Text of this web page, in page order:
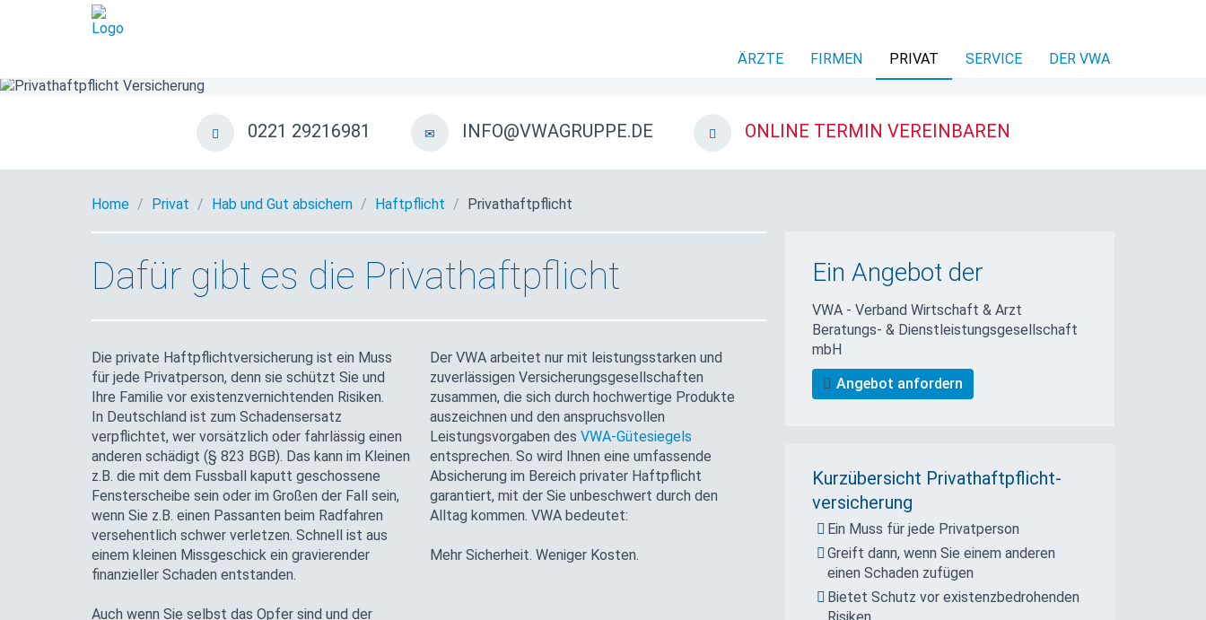
ÄRZTE FIRMEN PRIVAT SERVICE DER VWA
0221 29216981 INFO@VWAGRUPPE.DE ONLINE TERMIN VEREINBAREN
Home Privat Hab und Gut absichern Haftpflicht Privathaftpflicht
Dafür gibt es die Privathaftpflicht
Die private Haftpflichtversicherung ist ein Muss
für jede Privatperson, denn sie schützt Sie und
Ihre Familie vor existenzvernichtenden Risiken.
In Deutschland ist zum Schadensersatz
verpflichtet, wer vorsätzlich oder fahrlässig einen
anderen schädigt (§ 823 BGB). Das kann im Kleinen
z.B. die mit dem Fussball kaputt geschossene
Fensterscheibe sein oder im Großen der Fall sein,
wenn Sie z.B. einen Passanten beim Radfahren
versehentlich schwer verletzen. Schnell ist aus
einem kleinen Missgeschick ein gravierender
finanzieller Schaden entstanden.
Auch wenn Sie selbst das Opfer sind und der
Der VWA arbeitet nur mit leistungsstarken und
zuverlässigen Versicherungsgesellschaften
zusammen, die sich durch hochwertige Produkte
auszeichnen und den anspruchsvollen
Leistungsvorgaben des VWA-Gütesiegels
entsprechen. So wird Ihnen eine umfassende
Absicherung im Bereich privater Haftpflicht
garantiert, mit der Sie unbeschwert durch den
Alltag kommen. VWA bedeutet:
Mehr Sicherheit. Weniger Kosten.
Ein Angebot der
VWA - Verband Wirtschaft & Arzt
Beratungs- & Dienstleistungs­gesellschaft
mbH
Angebot anfordern
Kurzübersicht Privat­haft­pflicht­
versicherung
Ein Muss für jede Privatperson
Greift dann, wenn Sie einem anderen
einen Schaden zufügen
Bietet Schutz vor existenzbedrohenden